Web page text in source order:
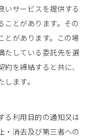
いサービスを提供する
ことがあります。その
とがあります。この場
たしている委託先を選
を締結すると共に、
ます。
る利用目的の通知又は
・消去及び第三者への